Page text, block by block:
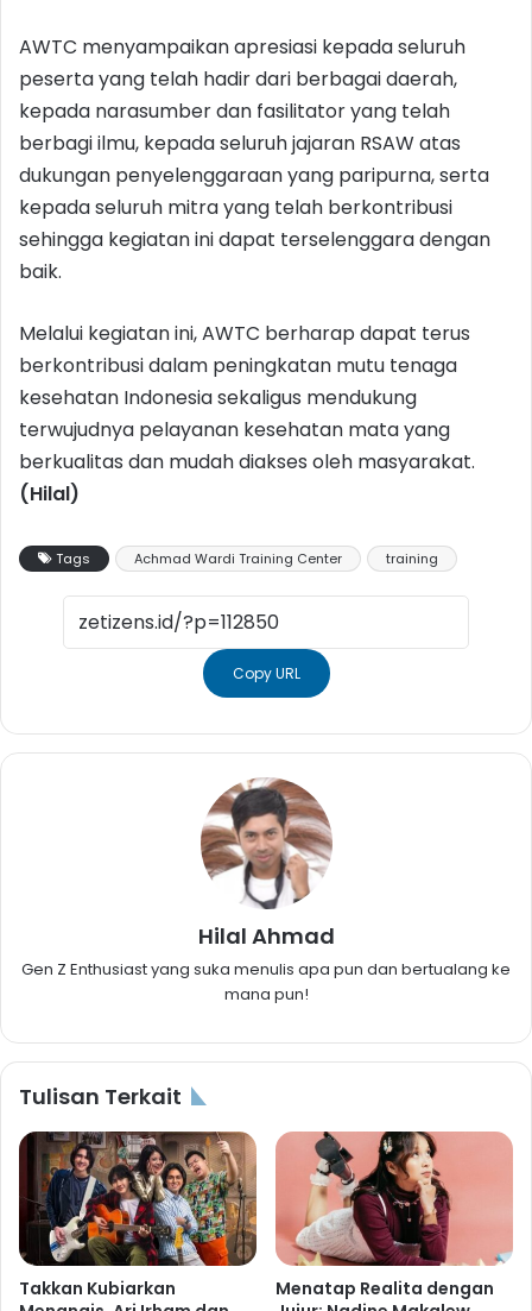
AWTC menyampaikan apresiasi kepada seluruh
peserta yang telah hadir dari berbagai daerah,
kepada narasumber dan fasilitator yang telah
berbagi ilmu, kepada seluruh jajaran RSAW atas
dukungan penyelenggaraan yang paripurna, serta
kepada seluruh mitra yang telah berkontribusi
sehingga kegiatan ini dapat terselenggara dengan
baik.
Melalui kegiatan ini, AWTC berharap dapat terus
berkontribusi dalam peningkatan mutu tenaga
kesehatan Indonesia sekaligus mendukung
terwujudnya pelayanan kesehatan mata yang
berkualitas dan mudah diakses oleh masyarakat.
(Hilal)
Tags Achmad Wardi Training Center training
Copy URL
Hilal Ahmad
Gen Z Enthusiast yang suka menulis apa pun dan bertualang ke
mana pun!
Tulisan Terkait
Takkan Kubiarkan
Menatap Realita dengan